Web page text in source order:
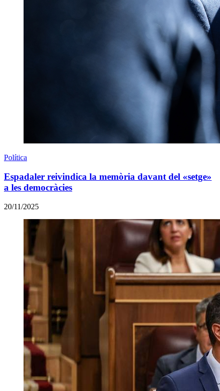
Política
Espadaler reivindica la memòria davant del «setge»
a les democràcies
20/11/2025